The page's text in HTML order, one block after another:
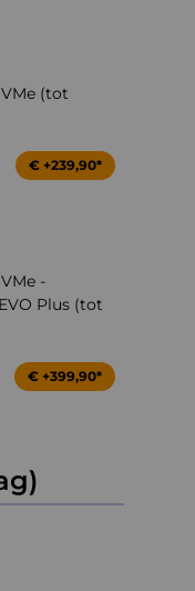
(tot
€ +239,90*
-
Plus (tot
€ +399,90*